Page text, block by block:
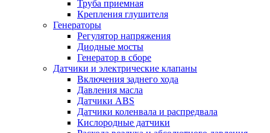
Труба приемная
Крепления глушителя
Генераторы
Регулятор напряжения
Диодные мосты
Генератор в сборе
Датчики и электрические клапаны
Включения заднего хода
Давления масла
Датчики ABS
Датчики коленвала и распредвала
Кислородные датчики